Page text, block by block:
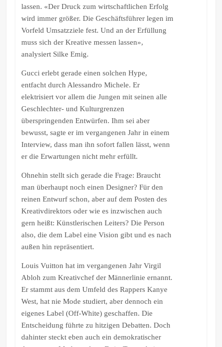
lassen. «Der Druck zum wirtschaftlichen Erfolg
wird immer größer. Die Geschäftsführer legen im
Vorfeld Umsatzziele fest. Und an der Erfüllung
muss sich der Kreative messen lassen»,
analysiert Silke Emig.
Gucci erlebt gerade einen solchen Hype,
entfacht durch Alessandro Michele. Er
elektrisiert vor allem die Jungen mit seinen alle
Geschlechter- und Kulturgrenzen
überspringenden Entwürfen. Ihm sei aber
bewusst, sagte er im vergangenen Jahr in einem
Interview, dass man ihn sofort fallen lässt, wenn
er die Erwartungen nicht mehr erfüllt.
Ohnehin stellt sich gerade die Frage: Braucht
man überhaupt noch einen Designer? Für den
reinen Entwurf schon, aber auf dem Posten des
Kreativdirektors oder wie es inzwischen auch
gern heißt: Künstlerischen Leiters? Die Person
also, die dem Label eine Vision gibt und es nach
außen hin repräsentiert.
Louis Vuitton hat im vergangenen Jahr Virgil
Abloh zum Kreativchef der Männerlinie ernannt.
Er stammt aus dem Umfeld des Rappers Kanye
West, hat nie Mode studiert, aber dennoch ein
eigenes Label (Off-White) geschaffen. Die
Entscheidung führte zu hitzigen Debatten. Doch
dahinter steckt eben auch ein demokratischer